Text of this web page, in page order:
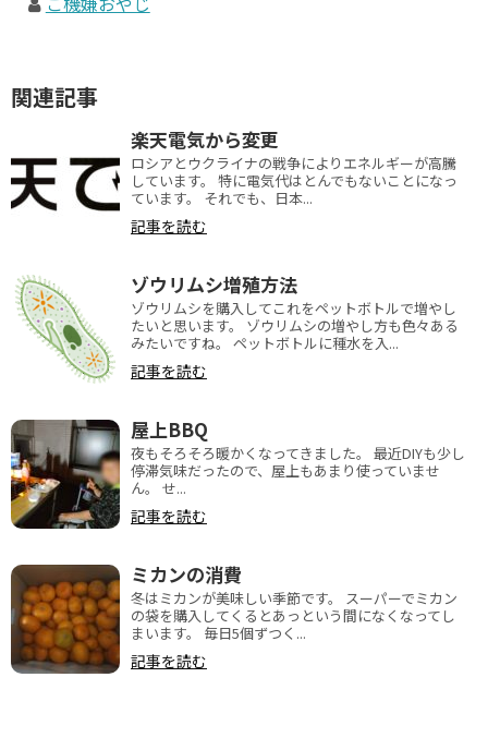
関連記事
楽天電気から変更
ロシアとウクライナの戦争によりエネルギーが高騰
しています。 特に電気代はとんでもないことになっ
ています。 それでも、日本...
記事を読む
ゾウリムシ増殖方法
ゾウリムシを購入してこれをペットボトルで増やし
たいと思います。 ゾウリムシの増やし方も色々ある
みたいですね。 ペットボトルに種水を入...
記事を読む
屋上BBQ
夜もそろそろ暖かくなってきました。 最近DIYも少し
停滞気味だったので、屋上もあまり使っていませ
ん。 せ...
記事を読む
ミカンの消費
冬はミカンが美味しい季節です。 スーパーでミカン
の袋を購入してくるとあっという間になくなってし
まいます。 毎日5個ずつく...
記事を読む